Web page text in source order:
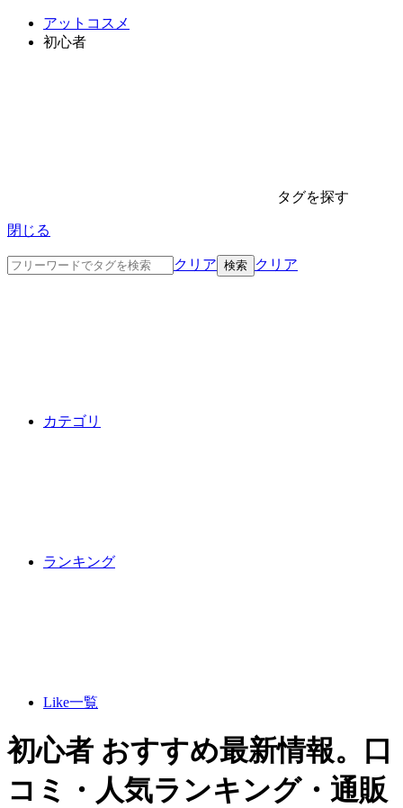
アットコスメ
初心者
タグを探す
閉じる
クリア クリア
カテゴリ
ランキング
Like一覧
初心者 おすすめ最新情報。口
コミ・人気ランキング・通販